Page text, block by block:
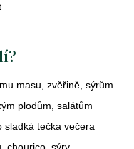
masu, zvěřině, sýrům
plodům, salátům
sladká tečka večera